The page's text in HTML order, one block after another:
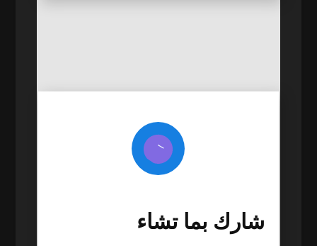
مميزات الشبكة
شارك بما تشاء